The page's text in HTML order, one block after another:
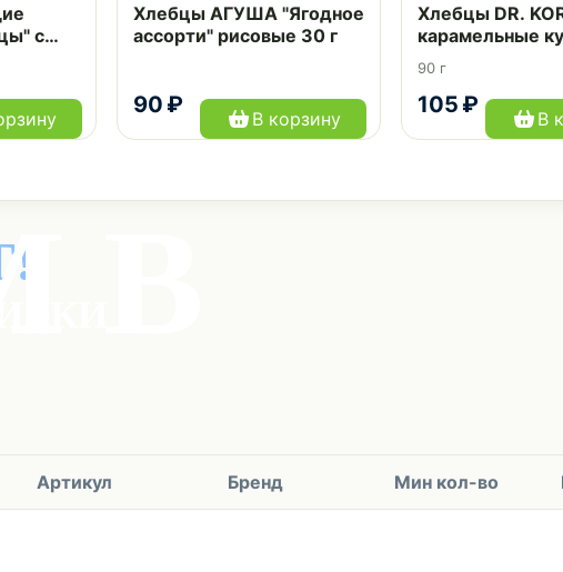
с
г
90 ₽
Хлебцы АГУША "Ягодное
ассорти" рисовые 30 г
В корзину
105 ₽
Хлебцы DR.
карамельные
рисовые 90 г
90 г
В
Артикул Бренд Мин кол-во